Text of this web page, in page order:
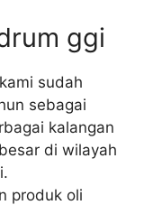
ggi
sudah
sebagai
kalangan
di wilayah
produk oli